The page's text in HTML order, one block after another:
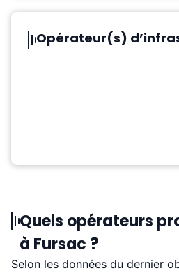
Opérateur(s)
Quels opérateurs
à Fursac ?
Selon les données du dernier